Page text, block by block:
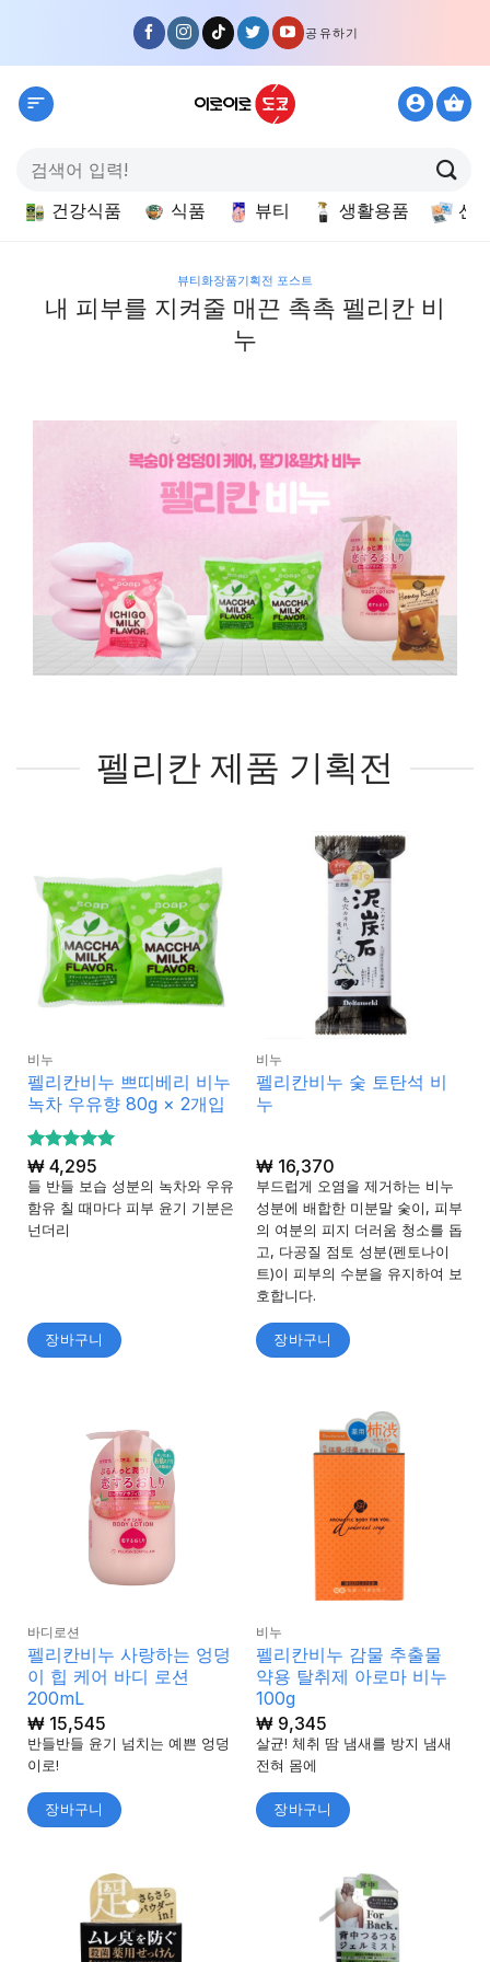
content
공유하기
색:
건강식품 식품 뷰티 생활용품 선
뷰티화장품기획전 포스트
내 피부를 지켜줄 매끈 촉촉 펠리칸 비
누
펠리칸 제품 기획전
비누
펠리칸비누 쁘띠베리 비누
녹차 우유향 80g × 2개입
5 중에서
5로 평가
됨
₩4,295
들 반들 보습 성분의 녹차와 우유
함유 칠 때마다 피부 윤기 기분은
넌더리
장바구니
비누
펠리칸비누 숯 토탄석 비
누
₩16,370
부드럽게 오염을 제거하는 비누
성분에 배합한 미분말 숯이, 피부
의 여분의 피지 더러움 청소를 돕
고, 다공질 점토 성분(펜토나이
트)이 피부의 수분을 유지하여 보
호합니다.
장바구니
바디로션
펠리칸비누 사랑하는 엉덩
이 힙 케어 바디 로션
200mL
₩15,545
반들반들 윤기 넘치는 예쁜 엉덩
이로!
장바구니
비누
펠리칸비누 감물 추출물
약용 탈취제 아로마 비누
100g
₩9,345
살균! 체취 땀 냄새를 방지 냄새
전혀 몸에
장바구니